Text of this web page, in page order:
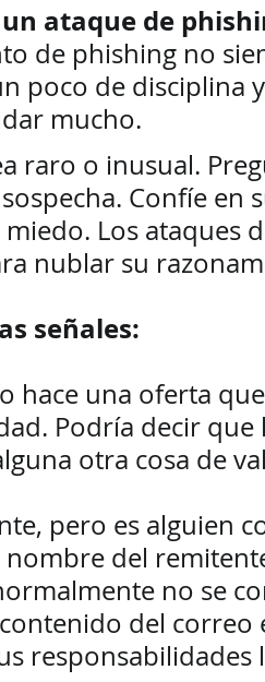
ataque de
de phishing no
poco de disciplina
mucho.
raro o inusual.
Confíe en
Los ataques
nublar su
señales:
hace una oferta
Podría decir
otra cosa de
pero es alguien
del
no se
del
responsabilidades